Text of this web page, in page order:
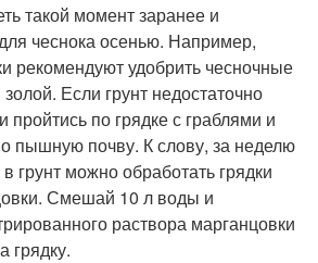
такой момент заранее и
чеснока осенью. Например,
рекомендуют удобрить чесночные
Если грунт недостаточно
по грядке с граблями и
пышную почву. К слову, за неделю
грунт можно обработать грядки
Смешай 10 л воды и
раствора марганцовки
грядку.